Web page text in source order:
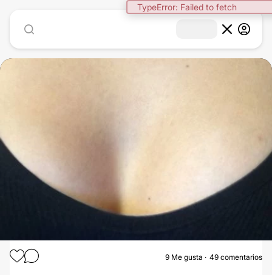
AUMENTO DE BUSTO
9 Me gusta 49 comentarios